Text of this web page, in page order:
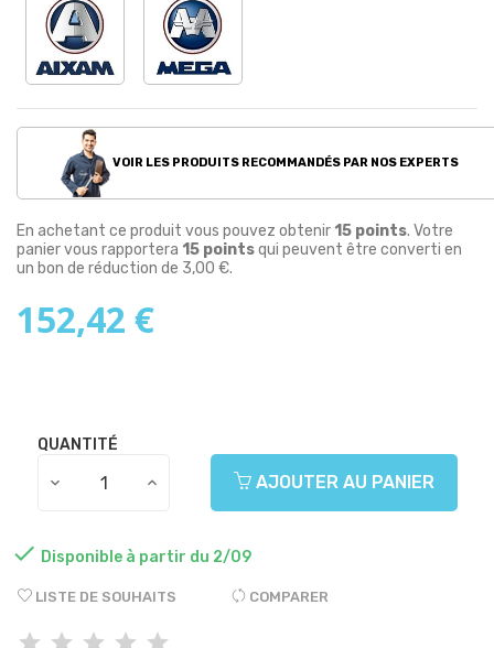
VOIR LES PRODUITS RECOMMANDÉS PAR NOS EXPERTS
En achetant ce produit vous pouvez obtenir 15 points. Votre
panier vous rapportera 15 pointsqui peuvent être converti en
un bon de réduction de 3,00 €.
152,42 €
QUANTITÉ
AJOUTER AU PANIER
 Disponible à partir du 2/09
LISTE DE SOUHAITS COMPARER